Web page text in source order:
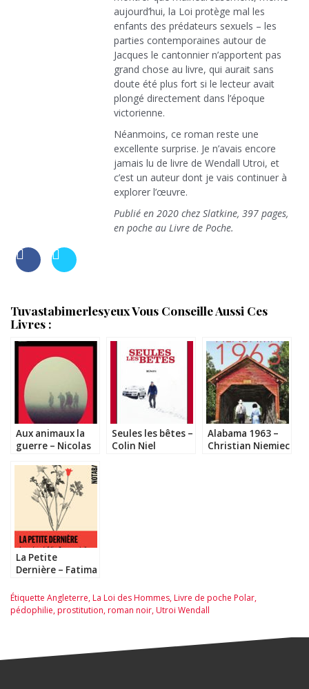
aujourd’hui, la Loi protège mal les
enfants des prédateurs sexuels – les
parties contemporaines autour de
Jacques le cantonnier n’apportent pas
grand chose au livre, qui aurait sans
doute été plus fort si le lecteur avait
plongé directement dans l’époque
victorienne.
Néanmoins, ce roman reste une
excellente surprise. Je n’avais encore
jamais lu de livre de Wendall Utroi, et
c’est un auteur dont je vais continuer à
explorer l’œuvre.
Publié en 2020 chez Slatkine, 397 pages,
en poche au Livre de Poche.
Tuvastabimerlesyeux Vous Conseille Aussi Ces
Livres :
Aux animaux la
guerre – Nicolas
Seules les bêtes –
Colin Niel
Alabama 1963 –
Christian Niemiec
La Petite
Dernière – Fatima
Étiquette Angleterre,La Loi des Hommes,Livre de poche Polar,
pédophilie,prostitution,roman noir,Utroi Wendall